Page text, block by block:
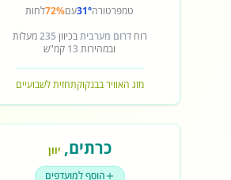
טמפרטורה31°עם72%לחות
רוחדרום מערביתבכיוון 235מעלות
ובמהירות 13 קמ"ש
מזג האוויר בבנקוקתחזית לשבועיים
כרתים,יוון
הוסף למועדפים